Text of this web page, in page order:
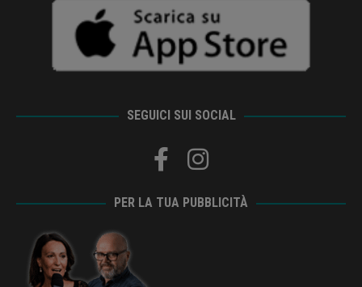
SEGUICI SUI SOCIAL
PER LA TUA PUBBLICITÀ